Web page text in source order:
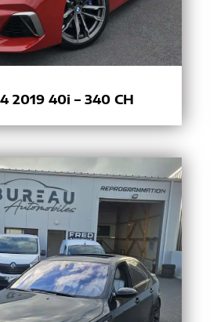
2019 40i – 340 CH